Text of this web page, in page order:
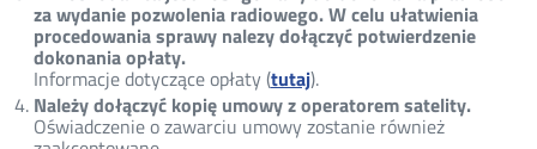
za wydanie pozwolenia radiowego. W celu ułatwienia
procedowania sprawy nalezy dołączyć potwierdzenie
dokonania opłaty.
Informacje dotyczące opłaty (tutaj).
Należy dołączyć kopię umowy z operatorem satelity.
Oświadczenie o zawarciu umowy zostanie również